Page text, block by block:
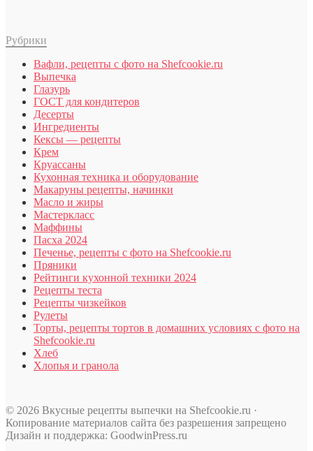
Рубрики
Вафли, рецепты с фото на Shefcookie.ru
Выпечка
Глазурь
ГОСТ для кондитеров
Десерты
Ингредиенты
Кексы — рецепты
Крем
Круассаны
Кухонная техника и оборудование
Макаруны рецепты, начинки
Масло и жиры
Мастеркласс
Маффины
Пасха 2024
Печенье, рецепты с фото на Shefcookie.ru
Пряники
Рейтинги кухонной техники 2024
Рецепты теста
Рецепты чизкейков
Рулеты
Торты, рецепты тортов в домашних условиях с фото на
Shefcookie.ru
Хлеб
Хлопья и гранола
© 2026 Вкусные рецепты выпечки на Shefcookie.ru ·
Копирование материалов сайта без разрешения запрещено
Дизайн и поддержка: GoodwinPress.ru